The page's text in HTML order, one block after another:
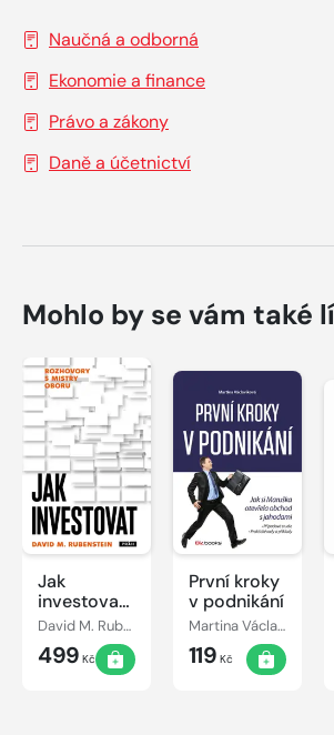
Naučná a odborná
Ekonomie a finance
Právo a zákony
Daně a účetnictví
Mohlo by se vám také
Jak
investovat:
Rozhovory
s mistry
oboru
David M. Rubenstein
499 Kč
První kroky
v podnikání
Martina Václavíková
119 Kč